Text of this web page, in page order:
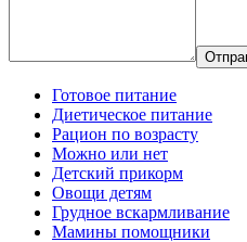
Готовое питание
Диетическое питание
Рацион по возрасту
Можно или нет
Детский прикорм
Овощи детям
Грудное вскармливание
Мамины помощники